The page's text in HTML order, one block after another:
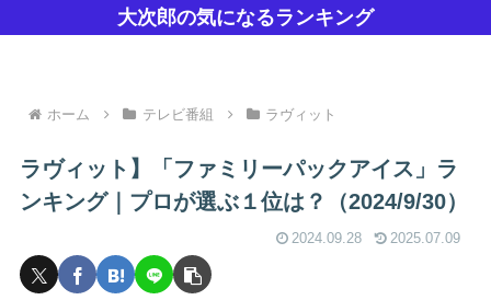
大次郎の気になるランキング
ホーム テレビ番組 ラヴィット
ラヴィット】「ファミリーパックアイス」ラ
ンキング｜プロが選ぶ１位は？（2024/9/30）
2024.09.28 2025.07.09